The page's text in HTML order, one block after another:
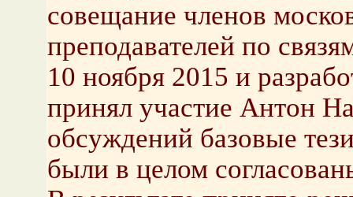
совещание членов
преподавателей по
10 ноября 2015 и
принял участие Антон
обсуждений базовые
были в целом